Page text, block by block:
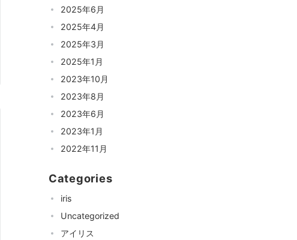
2025年6月
2025年4月
2025年3月
2025年1月
2023年10月
2023年8月
2023年6月
2023年1月
2022年11月
Categories
iris
Uncategorized
アイリス